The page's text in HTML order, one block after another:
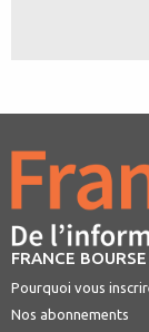
FRANCE BOURSE
Pourquoi vous
Nos abonnements